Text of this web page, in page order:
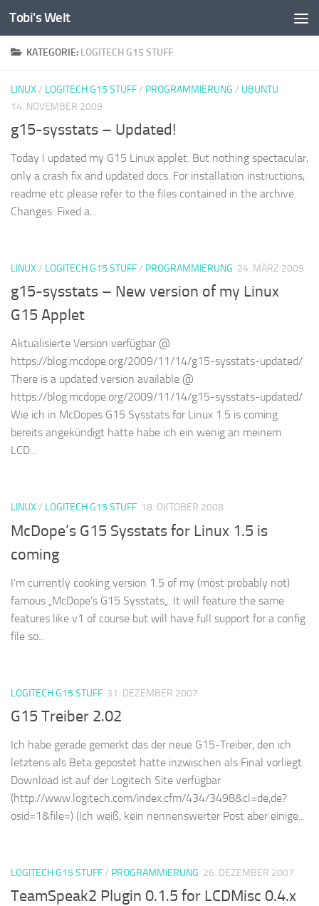
Zum Inhalt springen
Tobi's Welt
KATEGORIE: LOGITECH G15 STUFF
LINUX/ LOGITECH G15 STUFF/ PROGRAMMIERUNG / UBUNTU
14. NOVEMBER 2009
g15-sysstats – Updated!
Today I updated my G15 Linux applet. But nothing spectacular,
only a crash fix and updated docs. For installation instructions,
readme etc please refer to the files contained in the archive.
Changes: Fixed a...
LINUX/ LOGITECH G15 STUFF/ PROGRAMMIERUNG 24. MÄRZ 2009
g15-sysstats – New version of my Linux
G15 Applet
Aktualisierte Version verfügbar @
https://blog.mcdope.org/2009/11/14/g15-sysstats-updated/
There is a updated version available @
https://blog.mcdope.org/2009/11/14/g15-sysstats-updated/
Wie ich in McDopes G15 Sysstats for Linux 1.5 is coming
bereits angekündigt hatte habe ich ein wenig an meinem
LCD...
LINUX/ LOGITECH G15 STUFF 18. OKTOBER 2008
McDope’s G15 Sysstats for Linux 1.5 is
coming
I’m currently cooking version 1.5 of my (most probably not)
famous „McDope’s G15 Sysstats„. It will feature the same
features like v1 of course but will have full support for a config
file so...
LOGITECH G15 STUFF 31. DEZEMBER 2007
G15 Treiber 2.02
Ich habe gerade gemerkt das der neue G15-Treiber, den ich
letztens als Beta gepostet hatte inzwischen als Final vorliegt.
Download ist auf der Logitech Site verfügbar
(http://www.logitech.com/index.cfm/434/3498&cl=de,de?
osid=1&file=) (Ich weiß, kein nennenswerter Post aber einige...
LOGITECH G15 STUFF/ PROGRAMMIERUNG 26. DEZEMBER 2007
TeamSpeak2 Plugin 0.1.5 for LCDMisc 0.4.x